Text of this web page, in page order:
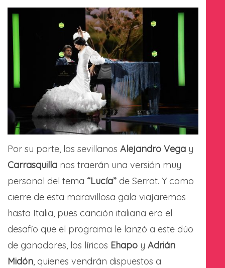
Por su parte, los sevillanos Alejandro Vega y
Carrasquilla nos traerán una versión muy
personal del tema “Lucía” de Serrat. Y como
cierre de esta maravillosa gala viajaremos
hasta Italia, pues canción italiana era el
desafío que el programa le lanzó a este dúo
de ganadores, los líricos Ehapo y Adrián
Midón, quienes vendrán dispuestos a